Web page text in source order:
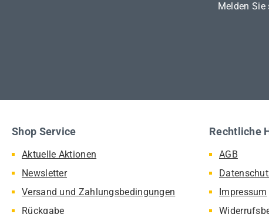
Melden
Shop Service
Aktuelle Aktionen
Newsletter
Versand und Zahlungsbedingungen
Rückgabe
Rechtliche
AGB
Impressum